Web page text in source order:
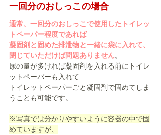
一回分のおしっこの場合
通常、一回分のおしっこで使用したトイレッ
トペーパー程度であれば
凝固剤と固めた排泄物と一緒に袋に入れて、
閉じていただけば問題ありません。
尿の量が多ければ凝固剤を入れる前にトイレ
ットペーパーも入れて
トイレットペーパーごと凝固剤で固めてしま
うことも可能です。
※写真では分かりやすいように容器の中で固
めていますが、